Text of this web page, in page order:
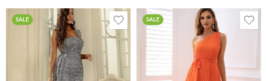
SALE SALE